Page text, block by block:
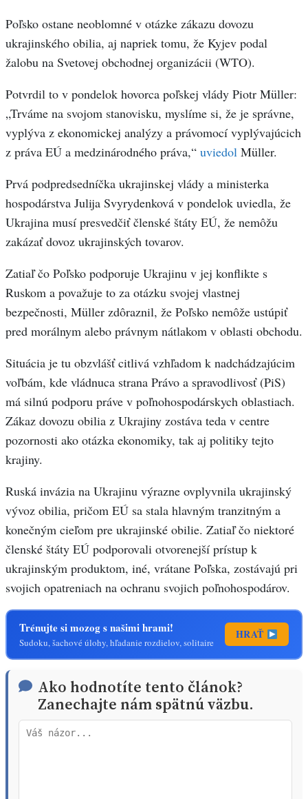
Poľsko ostane neoblomné v otázke zákazu dovozu
ukrajinského obilia, aj napriek tomu, že Kyjev podal
žalobu na Svetovej obchodnej organizácii (WTO).
Potvrdil to v pondelok hovorca poľskej vlády Piotr Müller:
„Trváme na svojom stanovisku, myslíme si, že je správne,
vyplýva z ekonomickej analýzy a právomocí vyplývajúcich
z práva EÚ a medzinárodného práva,“ uviedol Müller.
Prvá podpredsedníčka ukrajinskej vlády a ministerka
hospodárstva Julija Svyrydenková v pondelok uviedla, že
Ukrajina musí presvedčiť členské štáty EÚ, že nemôžu
zakázať dovoz ukrajinských tovarov.
Zatiaľ čo Poľsko podporuje Ukrajinu v jej konflikte s
Ruskom a považuje to za otázku svojej vlastnej
bezpečnosti, Müller zdôraznil, že Poľsko nemôže ustúpiť
pred morálnym alebo právnym nátlakom v oblasti obchodu.
Situácia je tu obzvlášť citlivá vzhľadom k nadchádzajúcim
voľbám, kde vládnuca strana Právo a spravodlivosť (PiS)
má silnú podporu práve v poľnohospodárskych oblastiach.
Zákaz dovozu obilia z Ukrajiny zostáva teda v centre
pozornosti ako otázka ekonomiky, tak aj politiky tejto
krajiny.
Ruská invázia na Ukrajinu výrazne ovplyvnila ukrajinský
vývoz obilia, pričom EÚ sa stala hlavným tranzitným a
konečným cieľom pre ukrajinské obilie. Zatiaľ čo niektoré
členské štáty EÚ podporovali otvorenejší prístup k
ukrajinským produktom, iné, vrátane Poľska, zostávajú pri
svojich opatreniach na ochranu svojich poľnohospodárov.
Trénujte si mozog s našimi hrami!
Sudoku, šachové úlohy, hľadanie rozdielov, solitaire
HRAŤ
Ako hodnotíte tento článok?
Zanechajte nám spätnú väzbu.